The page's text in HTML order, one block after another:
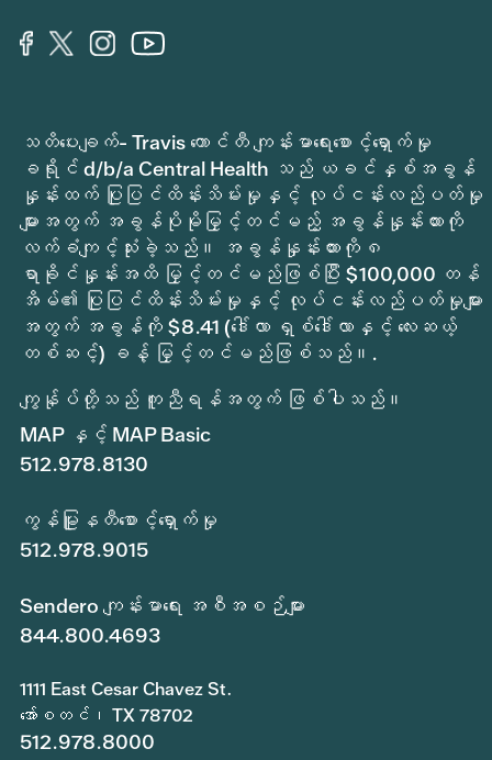
သတိပေးချက်- Travis ကောင်တီ ကျန်းမာရေးစောင့်ရှောက်မှု
ခရိုင် d/b/a Central Health သည် ယခင်နှစ်အခွန်
နှုန်းထက် ပြုပြင်ထိန်းသိမ်းမှုနှင့် လုပ်ငန်းလည်ပတ်မှု
များအတွက် အခွန်ပိုမိုမြှင့်တင်မည့် အခွန်နှုန်းထားကို
လက်ခံကျင့်သုံးခဲ့သည်။ အခွန်နှုန်းထားကို ၈
ရာခိုင်နှုန်းအထိ မြှင့်တင်မည်ဖြစ်ပြီး $100,000 တန်
အိမ်၏ ပြုပြင်ထိန်းသိမ်းမှုနှင့် လုပ်ငန်းလည်ပတ်မှုများ
အတွက် အခွန်ကို $8.41 (ဒေါ်လာ ရှစ်ဒေါ်လာနှင့် လေးဆယ့်
တစ်ဆင့်) ခန့် မြှင့်တင်မည်ဖြစ်သည်။.
ကျွန်ုပ်တို့သည် ကူညီရန်အတွက် ဖြစ်ပါသည်။
MAP နှင့် MAP Basic
512.978.8130
ကွန်မြူနတီစောင့်ရှောက်မှု
512.978.9015
Sendero ကျန်းမာရေး အစီအစဉ်များ
844.800.4693
1111 East Cesar Chavez St.
အော်စတင်၊ TX 78702
512.978.8000